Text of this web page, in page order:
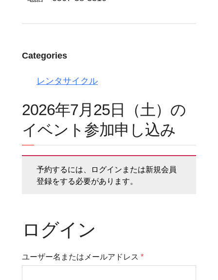
Categories
レンタサイクル
2026年7月25日（土）の
イベント参加申し込み
予約するには、ログインまたは新規会員
登録をする必要があります。
ログイン
ユーザー名またはメールアドレス *